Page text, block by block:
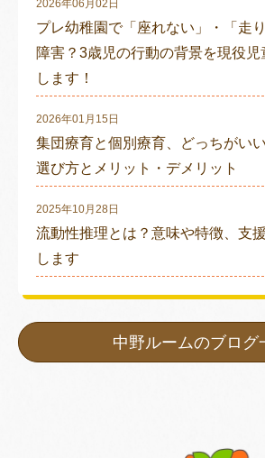
2026年06月02日
プレ幼稚園で「座れない」・「走
障害？3歳児の行動の背景を現役児
します！
2026年01月15日
集団療育と個別療育、どっちがい
選び方とメリット・デメリット
2025年10月28日
流動性推理とは？意味や特徴、支
します
中野ルームのブログ